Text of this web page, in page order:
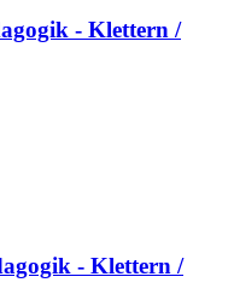
- Klettern /
- Klettern /